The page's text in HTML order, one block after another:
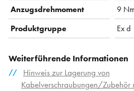
Anzugsdrehmoment
9 Nm
Produktgruppe
Ex d
Weiterführende Informationen
Hinweis zur Lagerung von
Kabelverschraubungen/Zubehör